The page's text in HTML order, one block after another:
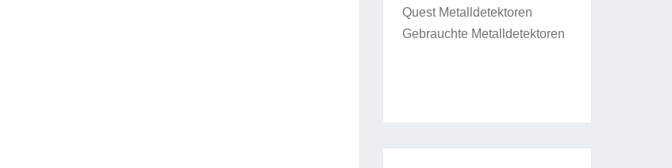
Quest Metalldetektoren
Gebrauchte Metalldetektoren